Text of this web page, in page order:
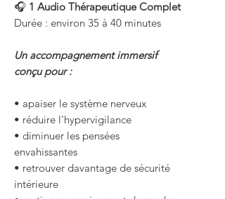
🎧 1 Audio Thérapeutique Complet
Durée : environ 35 à 40 minutes
Un accompagnement immersif
conçu pour :
• apaiser le système nerveux
• réduire l'hypervigilance
• diminuer les pensées
envahissantes
• retrouver davantage de sécurité
intérieure